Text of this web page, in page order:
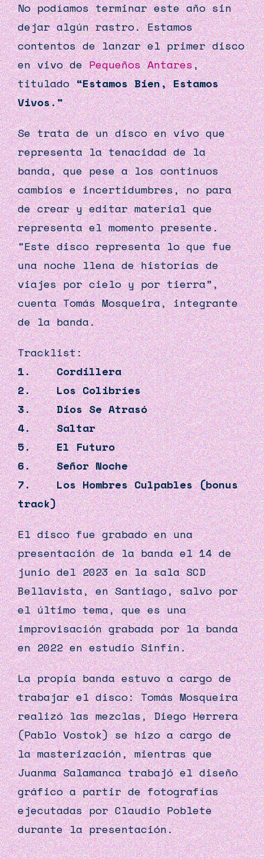
No podíamos terminar este año sin
dejar algún rastro. Estamos
contentos de lanzar el primer disco
en vivo dePequeños Antares,
titulado“Estamos Bien, Estamos
Vivos.”
Se trata de un disco en vivo que
representa la tenacidad de la
banda, que pese a los continuos
cambios e incertidumbres, no para
de crear y editar material que
representa el momento presente.
“Este disco representa lo que fue
una noche llena de historias de
viajes por cielo y por tierra”,
cuenta Tomás Mosqueira, integrante
de la banda.
Tracklist:
1. Cordillera
2. Los Colibríes
3. Dios Se Atrasó
4. Saltar
5. El Futuro
6. Señor Noche
7. Los Hombres Culpables (bonus
track)
El disco fue grabado en una
presentación de la banda el 14 de
junio del 2023 en la sala SCD
Bellavista, en Santiago, salvo por
el último tema, que es una
improvisación grabada por la banda
en 2022 en estudio Sinfín.
La propia banda estuvo a cargo de
trabajar el disco: Tomás Mosqueira
realizó las mezclas, Diego Herrera
(Pablo Vostok) se hizo a cargo de
la masterización, mientras que
Juanma Salamanca trabajó el diseño
gráfico a partir de fotografías
ejecutadas por Claudio Poblete
durante la presentación.